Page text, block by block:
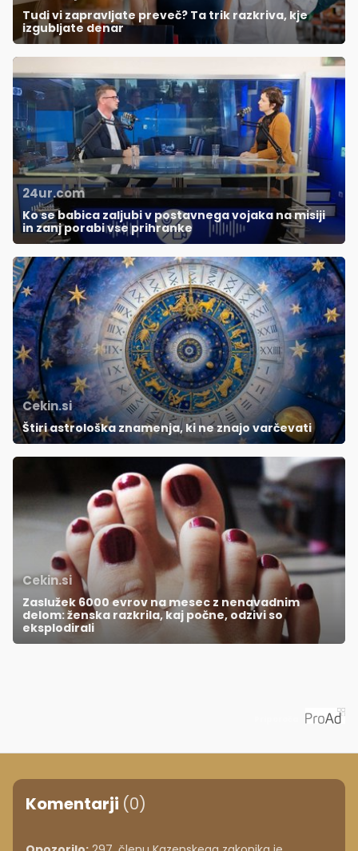
Tudi vi zapravljate preveč? Ta trik razkriva, kje
izgubljate denar
24ur.com
Ko se babica zaljubi v postavnega vojaka na misiji
in zanj porabi vse prihranke
Cekin.si
Štiri astrološka znamenja, ki ne znajo varčevati
Cekin.si
Zaslužek 6000 evrov na mesec z nenavadnim
delom: ženska razkrila, kaj počne, odzivi so
eksplodirali
Komentarji (0)